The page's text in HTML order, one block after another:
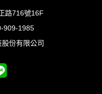
路716號16F
909-1985
份有限公司